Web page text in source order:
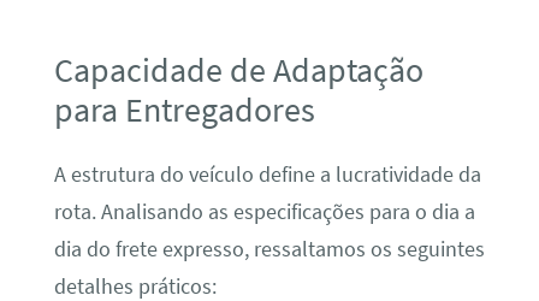
Capacidade de Adaptação
para Entregadores
A estrutura do veículo define a lucratividade da
rota. Analisando as especificações para o dia a
dia do frete expresso, ressaltamos os seguintes
detalhes práticos: